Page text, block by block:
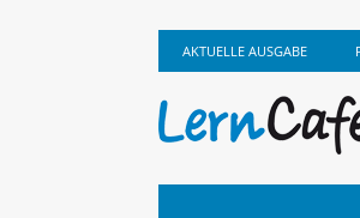
AKTUELLE AUSGABE